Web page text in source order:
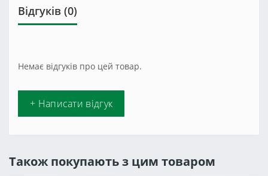
Відгуків (0)
Немає відгуків про цей товар.
+ Написати відгук
Також покупають з цим товаром